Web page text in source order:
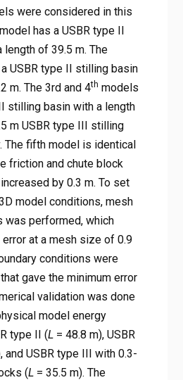
were considered in this
has a USBR type II
of 39.5 m. The
USBR type II stilling basin
m. The 3rd and 4th models
stilling basin with a length
m USBR type III stilling
The fifth model is identical
friction and chute block
by 0.3 m. To set
model conditions, mesh
performed, which
at a mesh size of 0.9
conditions were
gave the minimum error
validation was done
model energy
type II (L= 48.8 m), USBR
and USBR type III with 0.3-
(L= 35.5 m). The